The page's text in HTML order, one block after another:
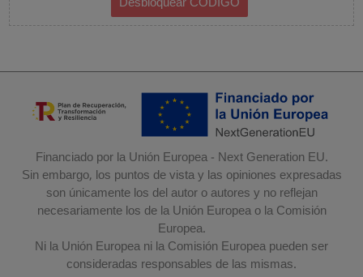
Financiado por la Unión Europea - Next Generation EU.
Sin embargo, los puntos de vista y las opiniones expresadas
son únicamente los del autor o autores y no reflejan
necesariamente los de la Unión Europea o la Comisión
Europea.
Ni la Unión Europea ni la Comisión Europea pueden ser
consideradas responsables de las mismas.